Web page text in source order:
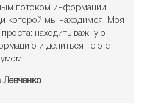
потоком информации,
которой мы находимся. Моя
проста: находить важную
и делиться нею с
Левченко